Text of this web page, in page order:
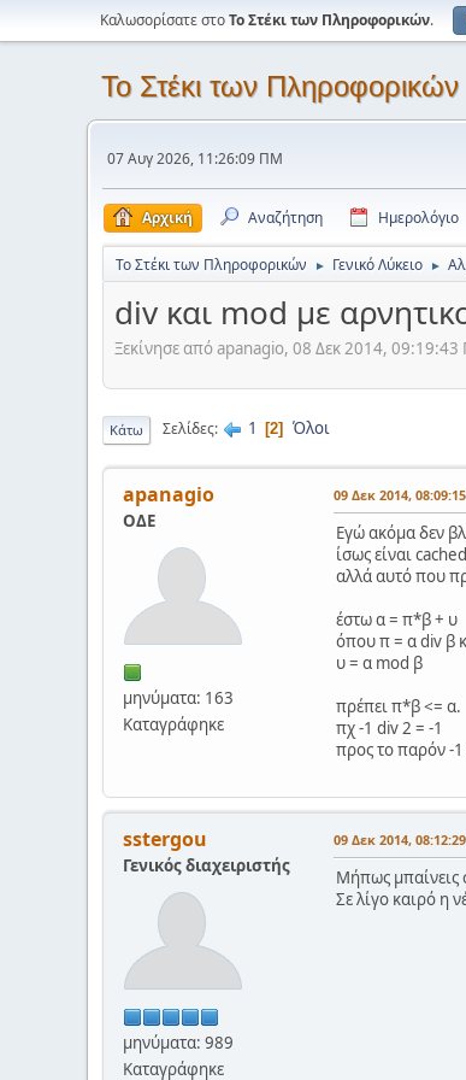
Καλωσορίσατε στοΤο Στέκι των Πληροφορικών.
Το Στέκι των Πληροφορικών
07 Αυγ 2026, 11:26:09 ΠΜ
Αρχική Αναζήτηση Ημερολόγιο
Το Στέκι των Πληροφορικών ► Γενικό Λύκειο ►
div και mod με
Ξεκίνησε από apanagio, 08 Δεκ 2014,
Κάτω Σελίδες 1 2 Όλοι
apanagio
ΟΔΕ
μηνύματα: 163
Καταγράφηκε
09 Δεκ 2014,
Εγώ ακόμα δεν
ίσως είναι
αλλά αυτό που
έστω α = π*β + υ
όπου π = α div β
υ = α mod β
πρέπει π*β <= α.
πχ -1 div 2 = -1
προς το παρόν -1
sstergou
Γενικός διαχειριστής
μηνύματα: 989
Καταγράφηκε
09 Δεκ 2014,
Μήπως μπαίνεις
Σε λίγο καιρό η